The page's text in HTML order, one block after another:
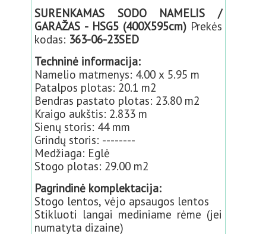
PANELIŲ TVOROS 3D-2D
PREKĖS GYVŪNAMS
c
ti
v
e
t
a
b
)
SURENKAMAS SODO NAMELIS /
GARAŽAS - HSG5 (400X595cm) Prekės
kodas: 363-06-23SED
Techninė informacija:
Namelio matmenys: 4.00 x 5.95 m
Patalpos plotas: 20.1 m2
Bendras pastato plotas: 23.80 m2
Kraigo aukštis: 2.833 m
Sienų storis: 44 mm
Grindų storis: --------
Medžiaga: Eglė
Stogo plotas: 29.00 m2
Pagrindinė komplektacija:
Stogo lentos, vėjo apsaugos lentos
Stikluoti langai mediniame rėme (jei
numatyta dizaine)